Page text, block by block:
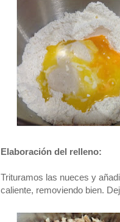
Elaboración del relleno:
Trituramos las nueces y
caliente, removiendo bien.